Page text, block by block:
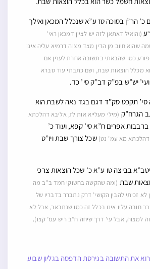
כ’ הר”ן בסוכה טז ע”א שנכלל המכאן ואילך
(והואיל דאתאן לזה יש לציין דמכאן ראי’
שהוא חיוב מן הדין מצד מצוה דרמיא עליה אינו
פורע כמו שהבאתי בתשובה אחרת לענין אם
מכלל הוצאות שבת, ושם כתבתי עוד סברא
יש”ש בפ”ק דב”ק סי’ כד.
סי’ תקכט סק”ד דגם בגד נאה לשבת הוא
הגרח”ק (מילי מעלייא אות לז, אליבא דהלכתא
ברבבות אפרים ח”א סי’ קפא, ועוד כ’
דהלכתא מא עמ’ נט) שכל צורך שבת ויו”ט
בביצה טו ע”א כ’ שכל הוצאות צרכי
שבת (ומה שהקשה בחשוקי חמד ב”ב מה
זכיתי להבין הקושי’ דרק נתברר בדבריו של
חובה עליו אינו בכלל זה כמו שנתבאר, אבל לא
למצוה, אבל עי’ דרך שיחה ח”ב ריש עמ’ קצו).
את התשובה בגירסת הדפסה בגליון שבוע